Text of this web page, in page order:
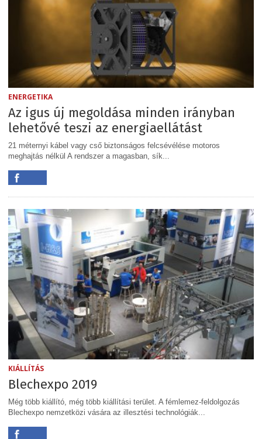
ENERGETIKA
Az igus új megoldása minden irányban
lehetővé teszi az energiaellátást
21 méternyi kábel vagy cső biztonságos felcsévélése motoros
meghajtás nélkül A rendszer a magasban, sík...
KIÁLLÍTÁS
Blechexpo 2019
Még több kiállító, még több kiállítási terület. A fémlemez-feldolgozás
Blechexpo nemzetközi vására az illesztési technológiák...